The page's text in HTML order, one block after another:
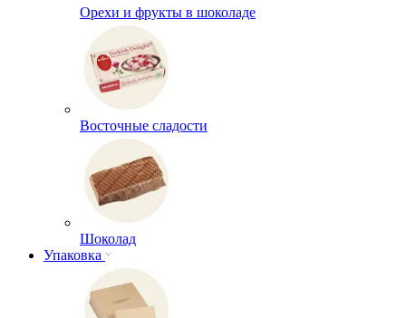
Орехи и фрукты в шоколаде
Восточные сладости
Шоколад
Упаковка